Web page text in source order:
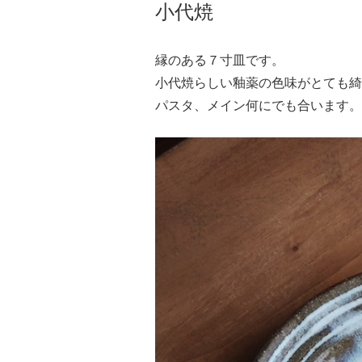
小代焼
縁のある７寸皿です。
小代焼らしい釉薬の色味がとても
パスタ、メイン何にでも合います。